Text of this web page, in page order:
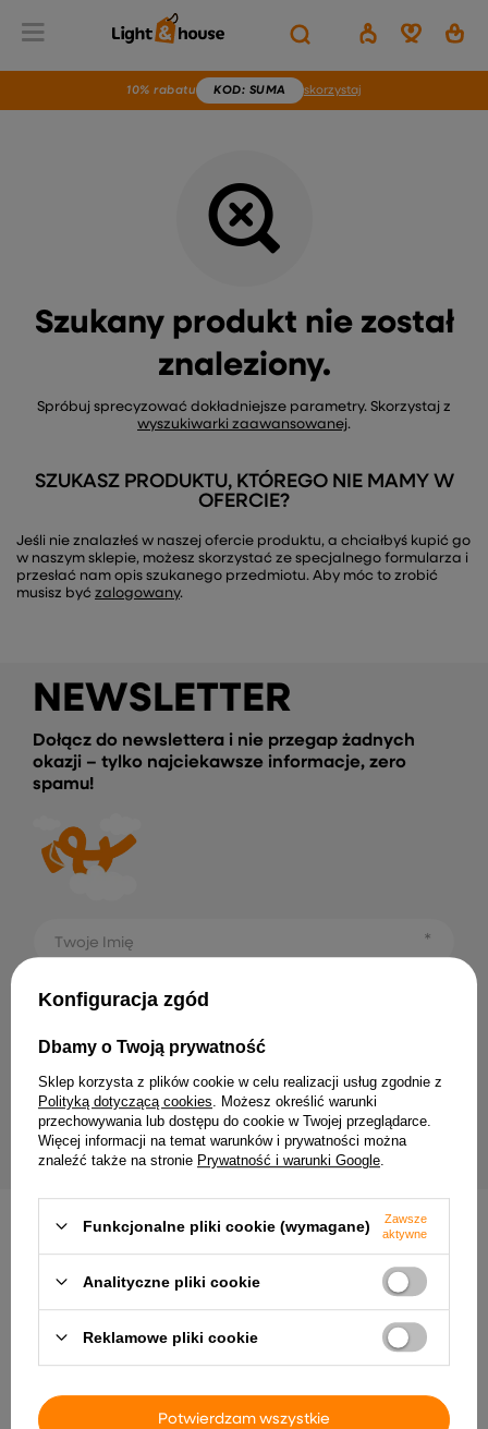
10% rabatu KOD: SUMA skorzystaj
Home Brak produktu
Szukany produkt nie został
znaleziony.
Spróbuj sprecyzować dokładniejsze parametry. Skorzystaj z
wyszukiwarki zaawansowanej.
SZUKASZ PRODUKTU, KTÓREGO NIE MAMY W
OFERCIE?
Jeśli nie znalazłeś w naszej ofercie produktu, a chciałbyś kupić go
w naszym sklepie, możesz skorzystać ze specjalnego formularza i
przesłać nam opis szukanego przedmiotu. Aby móc to zrobić
musisz być zalogowany.
NEWSLETTER
Dołącz do newslettera i nie przegap żadnych
okazji – tylko najciekawsze informacje, zero
spamu!
Twoje Imię
Twój email
osobowych (adres e-mail) na potrzeby wysyłki
newslettera z informacją handlową (marketing). Więcej
wpolityce prywatności.
ZAPISZ SIĘ
Dostawa ZamówienieZwroty Pomoc
Konfiguracja zgód
Dbamy o Twoją prywatność
Sklep korzysta z plików cookie w celu realizacji usług zgodnie z
Polityką dotyczącą cookies . Możesz określić warunki
przechowywania lub dostępu do cookie w Twojej przeglądarce.
Więcej informacji na temat warunków i prywatności można
znaleźć także na stronie Prywatność i warunki Google
Funkcjonalne pliki cookie (wymagane)
Zawsze
aktywne
Analityczne pliki cookie
Reklamowe pliki cookie
Potwierdzam wszystkie